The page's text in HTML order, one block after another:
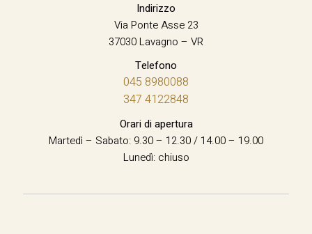
Indirizzo
Via Ponte Asse 23
37030 Lavagno – VR
Telefono
045 8980088
347 4122848
Orari di apertura
Martedì – Sabato: 9.30 – 12.30 / 14.00 – 19.00
Lunedì: chiuso